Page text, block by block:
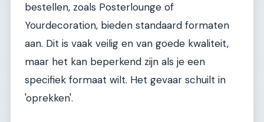
bestellen, zoals Posterlounge of
Yourdecoration, bieden standaard formaten
aan. Dit is vaak veilig en van goede kwaliteit,
maar het kan beperkend zijn als je een
specifiek formaat wilt. Het gevaar schuilt in
'oprekken'.